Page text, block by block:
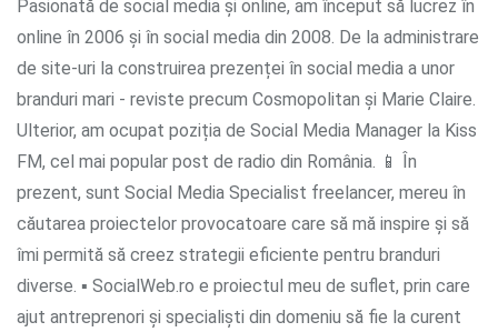
Pasionată de social media și online, am început să lucrez în
online în 2006 și în social media din 2008. De la administrare
de site-uri la construirea prezenței în social media a unor
branduri mari - reviste precum Cosmopolitan și Marie Claire.
Ulterior, am ocupat poziția de Social Media Manager la Kiss
FM, cel mai popular post de radio din România. 📱 În
prezent, sunt Social Media Specialist freelancer, mereu în
căutarea proiectelor provocatoare care să mă inspire și să
îmi permită să creez strategii eficiente pentru branduri
diverse. ▪ SocialWeb.ro e proiectul meu de suflet, prin care
ajut antreprenori și specialiști din domeniu să fie la curent